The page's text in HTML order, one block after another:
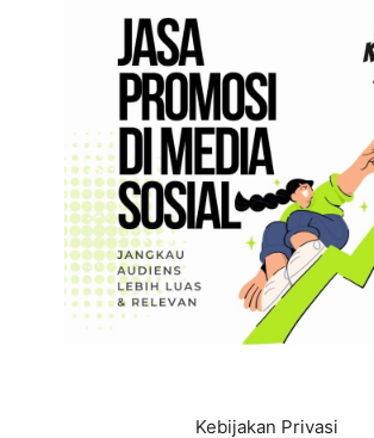
Kebijakan Privasi